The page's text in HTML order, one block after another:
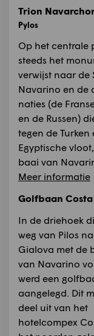
Trion
Pylos
Op het centrale
steeds het
verwijst naar de
Navarino en de
naties (de
en de Russen)
tegen de Turken
Egyptische
baai van
Meer informatie
Golfbaan
In de driehoek
weg van Pilos
Gialova met de
van Navarino
werd een
aangelegd. Dit
deel uit van het
hotelcompex